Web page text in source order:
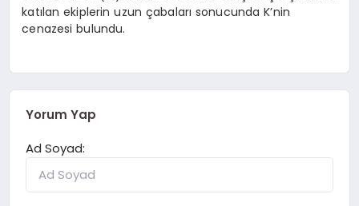
katılan ekiplerin uzun çabaları sonucunda K’nin
cenazesi bulundu.
Yorum Yap
Ad Soyad: